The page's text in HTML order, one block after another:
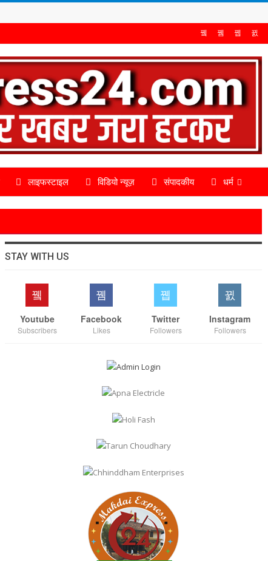
लाइफस्टाइल विडियो न्यूज़ संपादकीय धर्म
STAY WITH US
Youtube
Subscribers
Facebook
Likes
Twitter
Followers
Instagram
Followers